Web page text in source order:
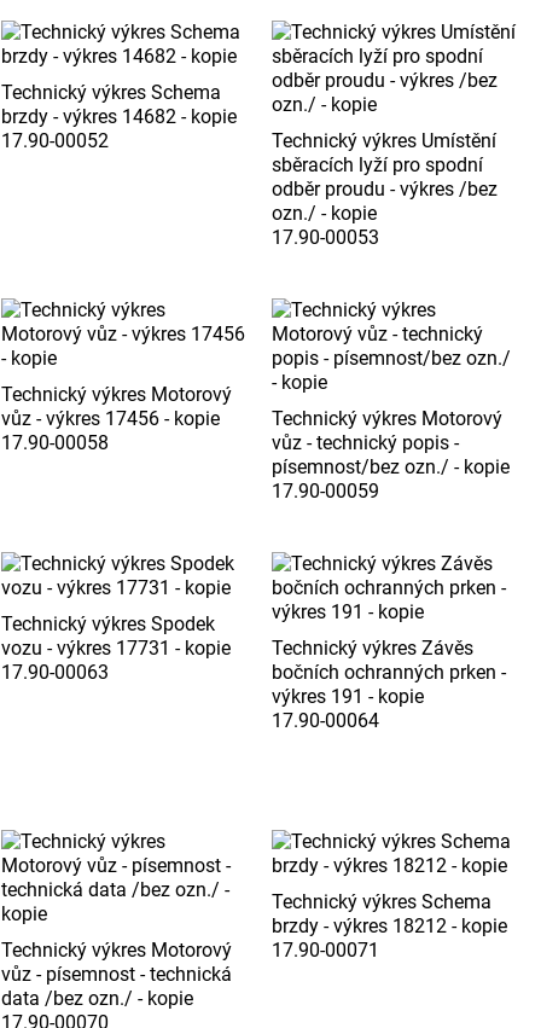
Technický výkres Schema
brzdy - výkres 14682 - kopie
17.90-00052
Technický výkres Umístění
sběracích lyží pro spodní
odběr proudu - výkres /bez
ozn./ - kopie
17.90-00053
Technický výkres Motorový
vůz - výkres 17456 - kopie
17.90-00058
Technický výkres Motorový
vůz - technický popis -
písemnost/bez ozn./ - kopie
17.90-00059
Technický výkres Spodek
vozu - výkres 17731 - kopie
17.90-00063
Technický výkres Závěs
bočních ochranných prken -
výkres 191 - kopie
17.90-00064
Technický výkres Motorový
vůz - písemnost - technická
data /bez ozn./ - kopie
17.90-00070
Technický výkres Schema
brzdy - výkres 18212 - kopie
17.90-00071